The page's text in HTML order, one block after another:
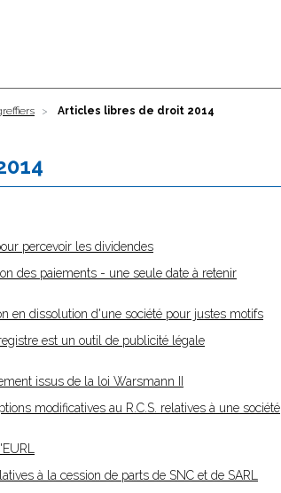
Articles libres de droit 2014
percevoir les dividendes
des paiements - une seule date à retenir
en dissolution d'une société pour justes motifs
est un outil de publicité légale
issus de la loi Warsmann II
modificatives au R.C.S. relatives à une société
à la cession de parts de SNC et de SARL